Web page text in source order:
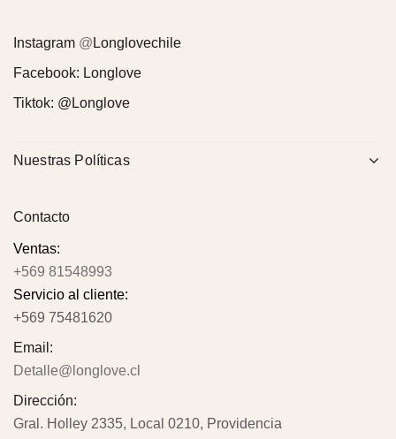
Instagram @ Longlovechile
Facebook: Longlove
Tiktok: @Longlove
Nuestras Políticas
Contacto
Ventas:
+569 81548993
Servicio al cliente:
+569 75481620
Email:
Detalle@longlove.cl
Dirección:
Gral. Holley 2335, Local 0210, Providencia